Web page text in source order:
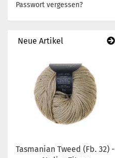
Passwort vergessen?
Neue Artikel
Tasmanian Tweed (Fb. 32) -